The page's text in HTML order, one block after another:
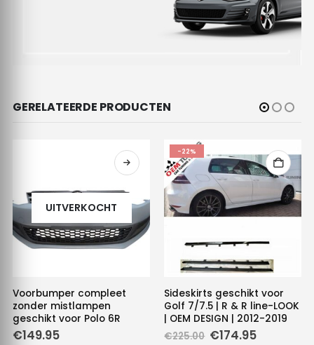
GERELATEERDE PRODUCTEN
UITVERKOCHT
Voorbumper compleet
zonder mistlampen
geschikt voor Polo 6R
€149.95
-22%
Sideskirts geschikt voor
Golf 7/7.5 | R & R line-LOOK
| OEM DESIGN | 2012-2019
€225.00 Oorspronkelijke
€174.95Huidige